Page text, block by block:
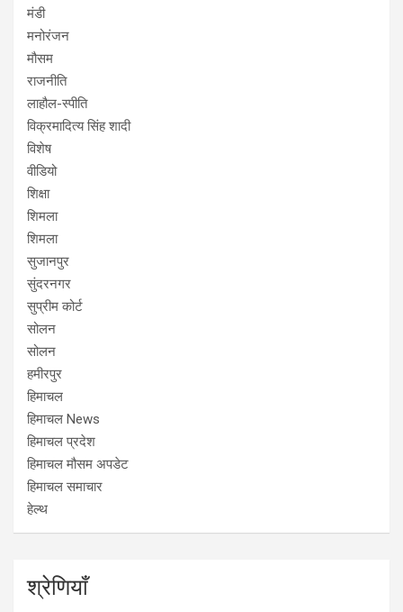
मंडी
मनोरंजन
मौसम
राजनीति
लाहौल-स्पीति
विक्रमादित्य सिंह शादी
विशेष
वीडियो
शिक्षा
शिमला
शिमला
सुजानपुर
सुंदरनगर
सुप्रीम कोर्ट
सोलन
सोलन
हमीरपुर
हिमाचल
हिमाचल News
हिमाचल प्रदेश
हिमाचल मौसम अपडेट
हिमाचल समाचार
हेल्थ
श्रेणियाँ